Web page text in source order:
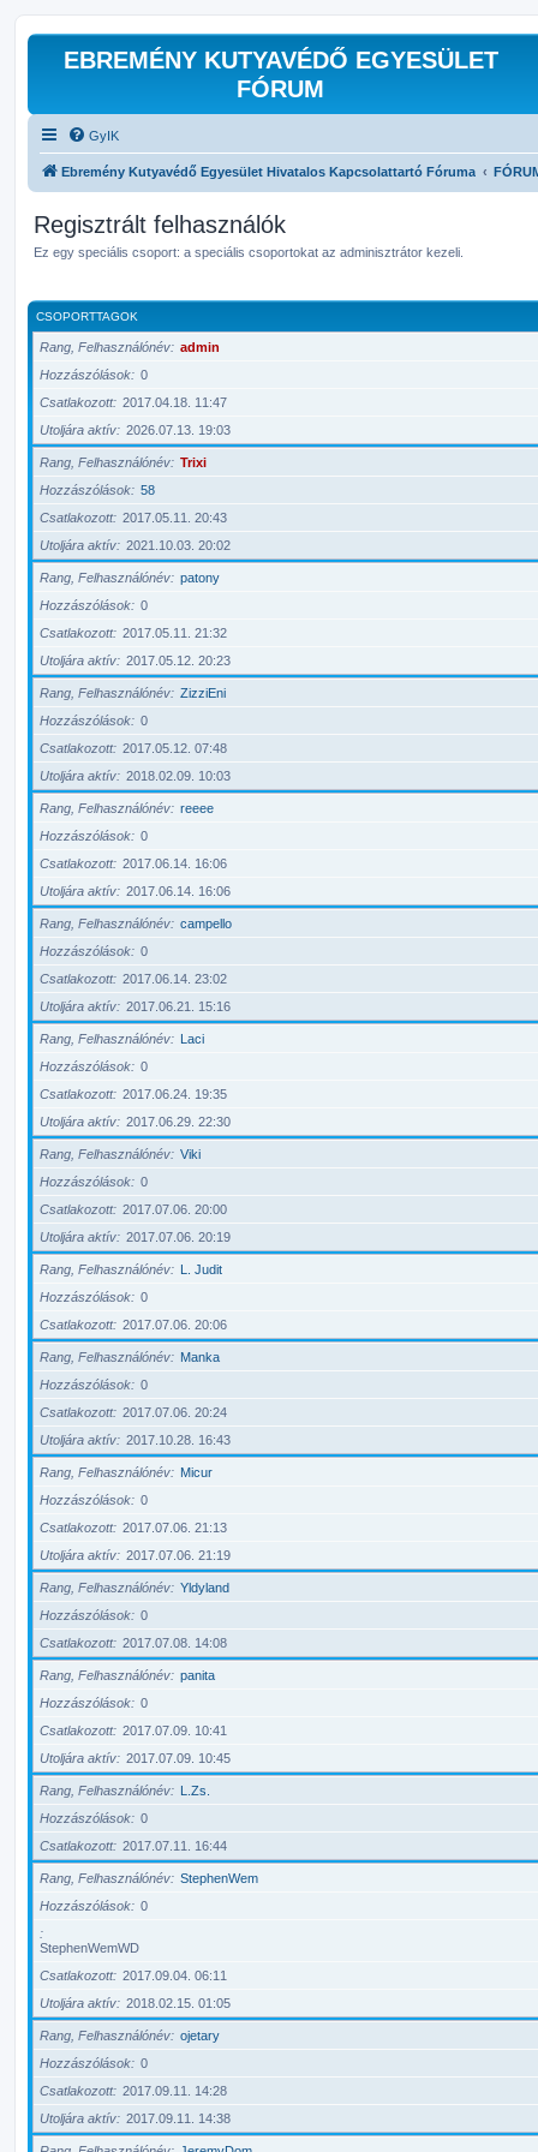
EBREMÉNY KUTYAVÉDŐ EGYESÜLET
FÓRUM
GyIK
Ebremény Kutyavédő Egyesület Hivatalos Kapcsolattartó Fóruma
Regisztrált felhasználók
Ez egy speciális csoport: a speciális csoportokat az adminisztrátor kezeli.
CSOPORTTAGOK
Rang, Felhasználónév
admin
Hozzászólások
0
Csatlakozott
2017.04.18. 11:47
Utoljára aktív
2026.07.13. 19:03
Rang, Felhasználónév
Trixi
Hozzászólások
58
Csatlakozott
2017.05.11. 20:43
Utoljára aktív
2021.10.03. 20:02
Rang, Felhasználónév
patony
Hozzászólások
0
Csatlakozott
2017.05.11. 21:32
Utoljára aktív
2017.05.12. 20:23
Rang, Felhasználónév
ZizziEni
Hozzászólások
0
Csatlakozott
2017.05.12. 07:48
Utoljára aktív
2018.02.09. 10:03
Rang, Felhasználónév
reeee
Hozzászólások
0
Csatlakozott
2017.06.14. 16:06
Utoljára aktív
2017.06.14. 16:06
Rang, Felhasználónév
campello
Hozzászólások
0
Csatlakozott
2017.06.14. 23:02
Utoljára aktív
2017.06.21. 15:16
Rang, Felhasználónév
Laci
Hozzászólások
0
Csatlakozott
2017.06.24. 19:35
Utoljára aktív
2017.06.29. 22:30
Rang, Felhasználónév
Viki
Hozzászólások
0
Csatlakozott
2017.07.06. 20:00
Utoljára aktív
2017.07.06. 20:19
Rang, Felhasználónév
L. Judit
Hozzászólások
0
Csatlakozott
2017.07.06. 20:06
Rang, Felhasználónév
Manka
Hozzászólások
0
Csatlakozott
2017.07.06. 20:24
Utoljára aktív
2017.10.28. 16:43
Rang, Felhasználónév
Micur
Hozzászólások
0
Csatlakozott
2017.07.06. 21:13
Utoljára aktív
2017.07.06. 21:19
Rang, Felhasználónév
Yldyland
Hozzászólások
0
Csatlakozott
2017.07.08. 14:08
Rang, Felhasználónév
panita
Hozzászólások
0
Csatlakozott
2017.07.09. 10:41
Utoljára aktív
2017.07.09. 10:45
Rang, Felhasználónév
L.Zs.
Hozzászólások
0
Csatlakozott
2017.07.11. 16:44
Rang, Felhasználónév
StephenWem
Hozzászólások
0
StephenWemWD
Csatlakozott
2017.09.04. 06:11
Utoljára aktív
2018.02.15. 01:05
Rang, Felhasználónév
ojetary
Hozzászólások
0
Csatlakozott
2017.09.11. 14:28
Utoljára aktív
2017.09.11. 14:38